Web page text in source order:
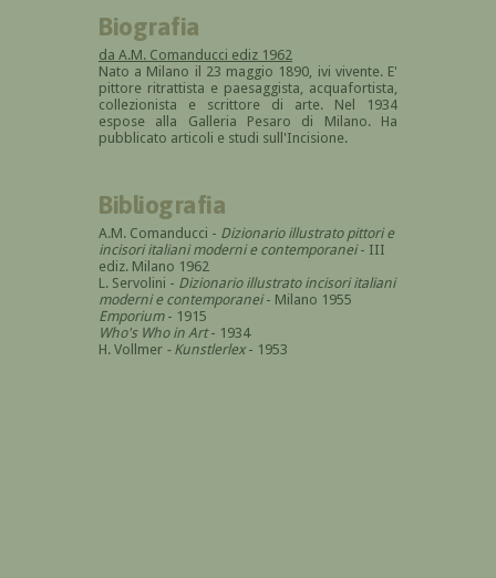
Biografia
da A.M. Comanducci ediz 1962
Nato a Milano il 23 maggio 1890, ivi vivente. E'
pittore ritrattista e paesaggista, acquafortista,
collezionista e scrittore di arte. Nel 1934
espose alla Galleria Pesaro di Milano. Ha
pubblicato articoli e studi sull'Incisione.
Bibliografia
A.M. Comanducci - Dizionario illustrato pittori e
incisori italiani moderni e contemporanei- III
ediz. Milano 1962
L. Servolini - Dizionario illustrato incisori italiani
moderni e contemporanei- Milano 1955
Emporium- 1915
Who's Who in Art- 1934
H. Vollmer - Kunstlerlex- 1953